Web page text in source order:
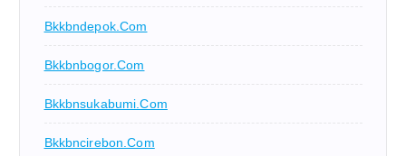
Bkkbndepok.com
Bkkbnbogor.com
Bkkbnsukabumi.com
Bkkbncirebon.com